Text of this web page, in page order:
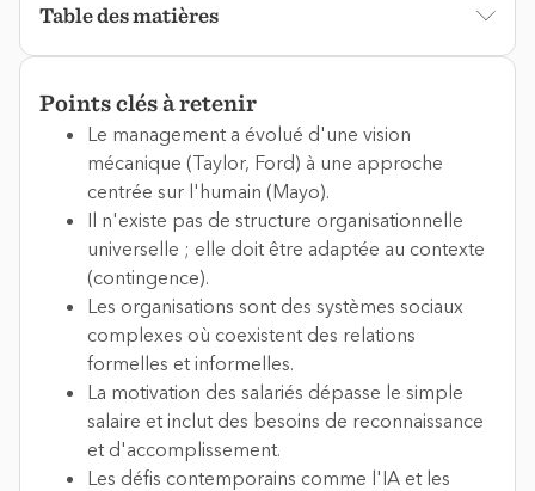
Points clés à retenir
Le management a évolué d'une vision
mécanique (Taylor, Ford) à une approche
centrée sur l'humain (Mayo).
Il n'existe pas de structure organisationnelle
universelle ; elle doit être adaptée au contexte
(contingence).
Les organisations sont des systèmes sociaux
complexes où coexistent des relations
formelles et informelles.
La motivation des salariés dépasse le simple
salaire et inclut des besoins de reconnaissance
et d'accomplissement.
Les défis contemporains comme l'IA et les
Table des matières